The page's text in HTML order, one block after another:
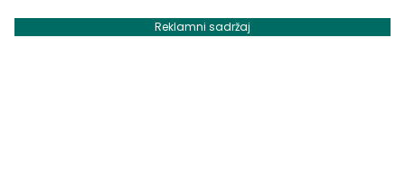
Reklamni sadržaj